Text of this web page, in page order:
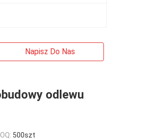
Napisz Do Nas
odlewu
500szt